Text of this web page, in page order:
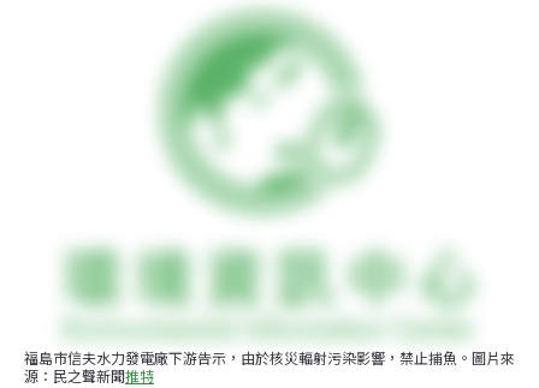
福島市信夫水力發電廠下游告示，由於核災輻射污染影響，禁止捕魚。圖片來
源：民之聲新聞推特